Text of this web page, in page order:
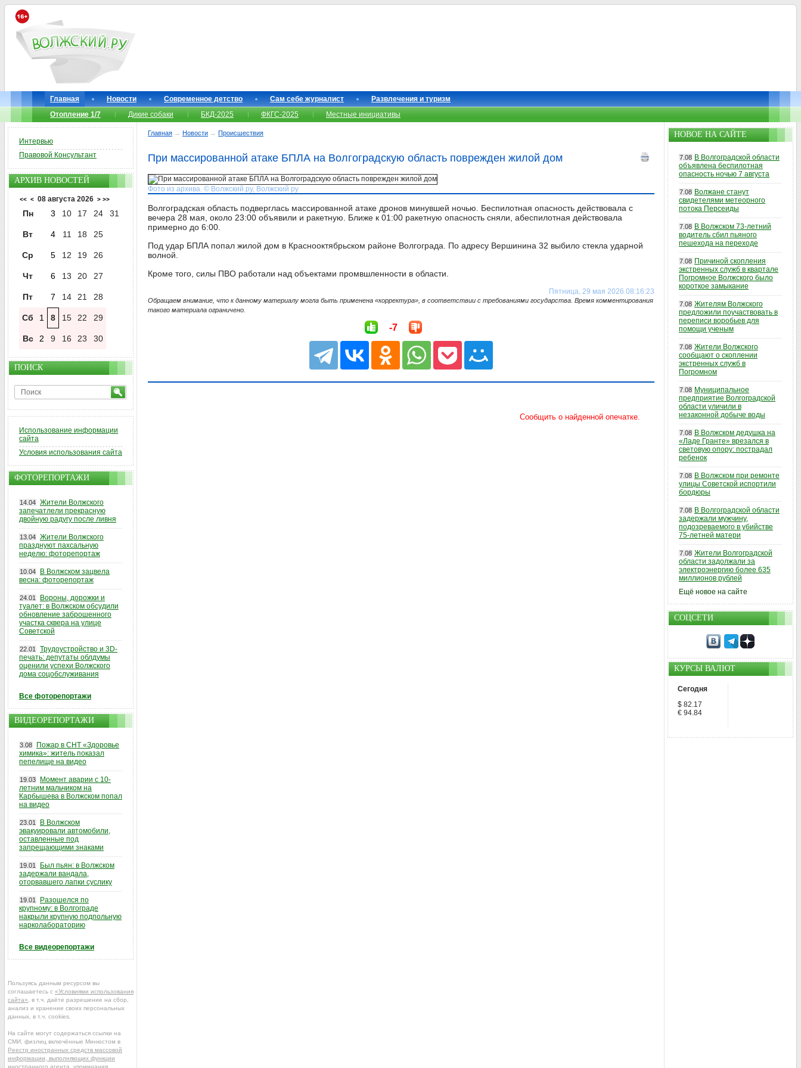
Главная Новости Современное детство Сам себе журналист
Развлечения и туризм
Отопление 1/7
Дикие собаки БКД-2025 ФКГС-2025 Местные инициативы
Главная → Новости → Происшествия
При массированной атаке БПЛА на Волгоградскую область поврежден жилой дом
Фото из архива. © Волжский.ру, Волжский ру
Волгоградская область подверглась массированной атаке дронов минувшей ночью. Беспилотная опасность действовала с
вечера 28 мая, около 23:00 объявили и ракетную. Ближе к 01:00 ракетную опасность сняли, абеспилотная действовала
примерно до 6:00.
Под удар БПЛА попал жилой дом в Краснооктябрьском районе Волгограда. По адресу Вершинина 32 выбило стекла ударной
волной.
Кроме того, силы ПВО работали над объектами промвшленности в области.
Пятница, 29 мая 2026 08:16:23
Обращаем внимание, что к данному материалу могла быть применена «корректура», в соответствии с требованиями государства. Время комментирования
такого материала ограничено.
-7
Интервью
Правовой Консультант
АРХИВ НОВОСТЕЙ
<< < 08 августа 2026 > >>
Пн 3 10 17 24 31
Вт 4 11 18 25
Ср 5 12 19 26
Чт 6 13 20 27
Пт 7 14 21 28
Сб 1 8 15 22 29
Вс 2 9 16 23 30
ПОИСК
Использование информации
сайта
Условия использования сайта
ФОТОРЕПОРТАЖИ
14.04 Жители Волжского
запечатлели прекрасную
двойную радугу после ливня
13.04 Жители Волжского
празднуют пахсальную
неделю: фоторепортаж
10.04
В Волжском зацвела
весна: фоторепортаж
24.01
Вороны, дорожки и
туалет: в Волжском обсудили
обновление заброшенного
участка сквера на улице
Советской
22.01
Трудоустройство и 3D-
печать: депутаты облдумы
оценили успехи Волжского
дома соцобслуживания
Все фоторепортажи
ВИДЕОРЕПОРТАЖИ
3.08
Пожар в СНТ «Здоровье
химика»: житель показал
пепелище на видео
19.03
Момент аварии с 10-
летним мальчиком на
Карбышева в Волжском попал
на видео
23.01
В Волжском
эвакуировали автомобили,
оставленные под
запрещающими знаками
19.01
Был пьян: в Волжском
задержали вандала,
оторвавшего лапки суслику
19.01
Разошелся по
крупному: в Волгограде
накрыли крупную подпольную
нарколабораторию
Все видеорепортажи
Пользуясь данным ресурсом вы
соглашаетесь с «Условиями использования
сайта» , в т.ч. даёте разрешение на сбор,
анализ и хранение своих персональных
данных, в т.ч. cookies.
На сайте могут содержаться ссылки на
СМИ, физлиц включённые Минюстом в
Реестр иностранных средств массовой
информации, выполняющих функции
иностранного агента , упоминания
НОВОЕ НА САЙТЕ
7.08 В Волгоградской области
объявлена беспилотная
опасность ночью 7 августа
7.08 Волжане станут
свидетелями метеорного
потока Персеиды
7.08 В Волжском 73-летний
водитель сбил пьяного
пешехода на переходе
7.08 Причиной скопления
экстренных служб в квартале
Погромное Волжского было
короткое замыкание
7.08 Жителям Волжского
предложили поучаствовать в
переписи воробьев для
помощи ученым
7.08 Жители Волжского
сообщают о скоплении
экстренных служб в
Погромном
7.08 Муниципальное
предприятие Волгоградской
области уличили в
незаконной добыче воды
7.08 В Волжском дедушка на
«Ладе Гранте» врезался в
световую опору: пострадал
ребенок
7.08 В Волжском при ремонте
улицы Советской испортили
бордюры
7.08 В Волгоградской области
задержали мужчину,
подозреваемого в убийстве
75-летней матери
7.08 Жители Волгоградской
области задолжали за
электроэнергию более 635
миллионов рублей
Ещё новое на сайте
СОЦСЕТИ
КУРСЫ ВАЛЮТ
Сегодня
$ 82.17
€ 94.84